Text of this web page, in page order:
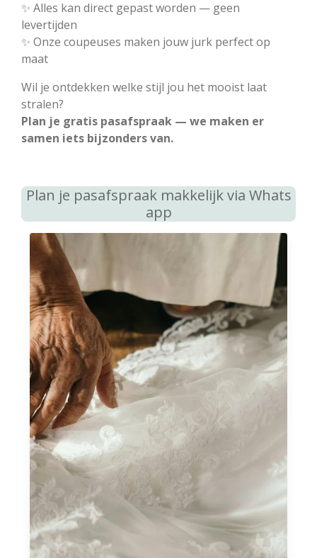
✨ Alles kan direct gepast worden — geen
levertijden
✨ Onze coupeuses maken jouw jurk perfect op
maat
Wil je ontdekken welke stijl jou het mooist laat
stralen?
Plan je gratis pasafspraak — we maken er
samen iets bijzonders van.
Plan je pasafspraak makkelijk via Whats
app